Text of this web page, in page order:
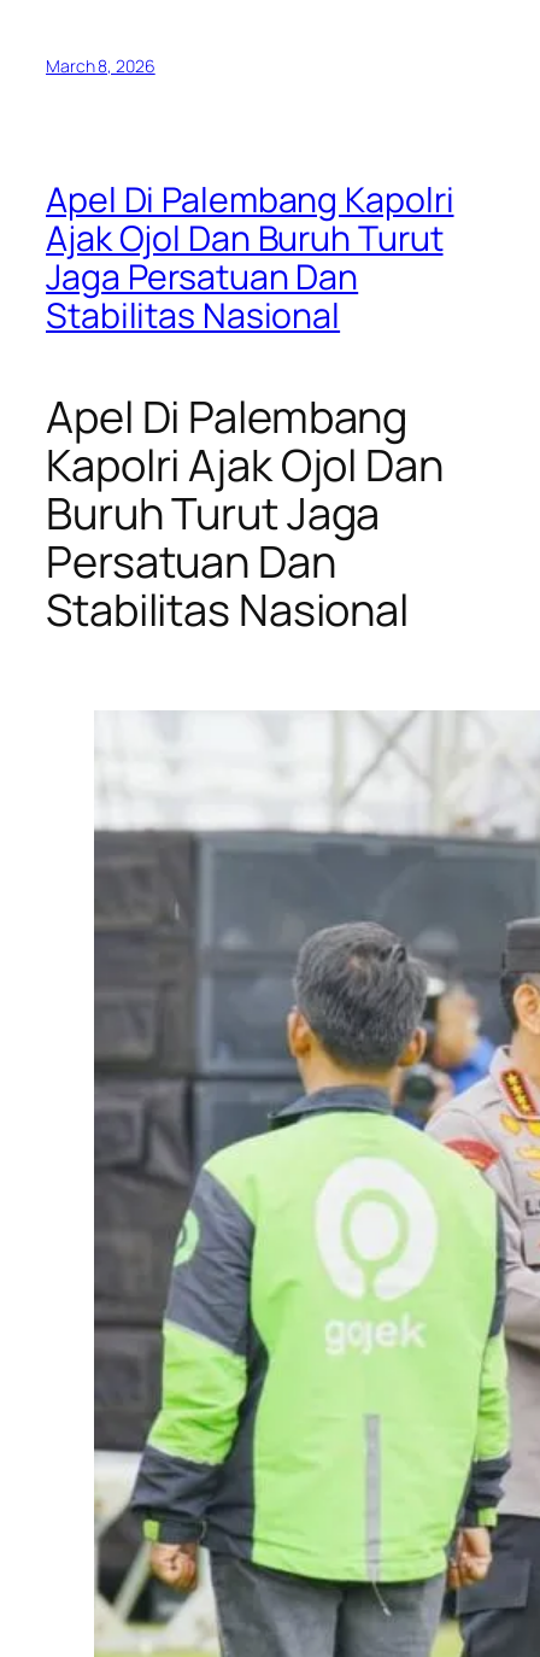
March 8, 2026
Apel Di Palembang Kapolri
Ajak Ojol Dan Buruh Turut
Jaga Persatuan Dan
Stabilitas Nasional
Apel Di Palembang
Kapolri Ajak Ojol Dan
Buruh Turut Jaga
Persatuan Dan
Stabilitas Nasional